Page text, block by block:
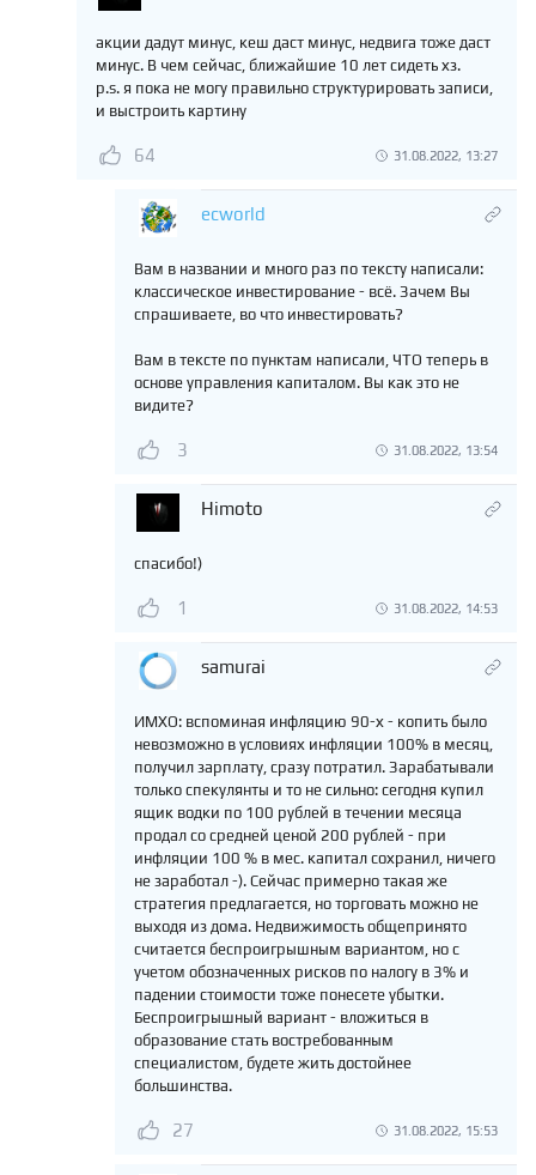
акции дадут минус, кеш даст минус, недвига тоже даст
минус. В чем сейчас, ближайшие 10 лет сидеть хз.
p.s. я пока не могу правильно структурировать записи,
и выстроить картину
64 31.08.2022, 13:27
ecworld
Вам в названии и много раз по тексту написали:
классическое инвестирование - всё. Зачем Вы
спрашиваете, во что инвестировать?
Вам в тексте по пунктам написали, ЧТО теперь в
основе управления капиталом. Вы как это не
видите?
3 31.08.2022, 13:54
Himoto
спасибо!)
1 31.08.2022, 14:53
samurai
ИМХО: вспоминая инфляцию 90-х - копить было
невозможно в условиях инфляции 100% в месяц,
получил зарплату, сразу потратил. Зарабатывали
только спекулянты и то не сильно: сегодня купил
ящик водки по 100 рублей в течении месяца
продал со средней ценой 200 рублей - при
инфляции 100 % в мес. капитал сохранил, ничего
не заработал -). Сейчас примерно такая же
стратегия предлагается, но торговать можно не
выходя из дома. Недвижимость общепринято
считается беспроигрышным вариантом, но с
учетом обозначенных рисков по налогу в 3% и
падении стоимости тоже понесете убытки.
Беспроигрышный вариант - вложиться в
образование стать востребованным
специалистом, будете жить достойнее
большинства.
27 31.08.2022, 15:53